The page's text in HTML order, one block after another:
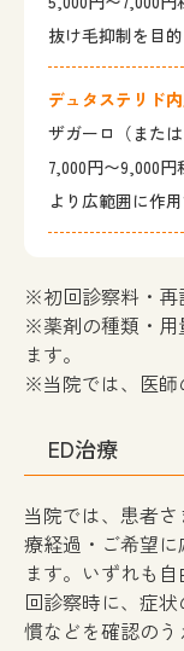
抜け毛抑制を目
デュタステリド
ザガーロ （また
7,000円〜9,000円
より広範囲に作
※初回診察料・再
※薬剤の種類・用
ます。
※当院では、医師
ED治療
当院では、患者
療経過・ご希望に
ます。いずれも
回診察時に、症
慣などを確認の